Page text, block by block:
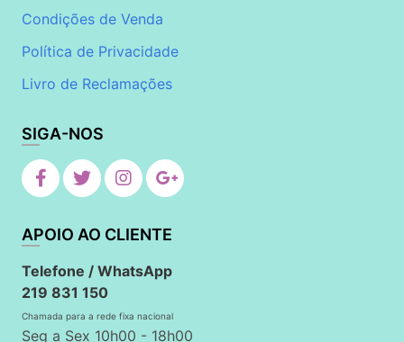
Condições de Venda
Política de Privacidade
Livro de Reclamações
SIGA-NOS
APOIO AO CLIENTE
Telefone / WhatsApp
219 831 150
Chamada para a rede fixa nacional
Seg a Sex 10h00 - 18h00